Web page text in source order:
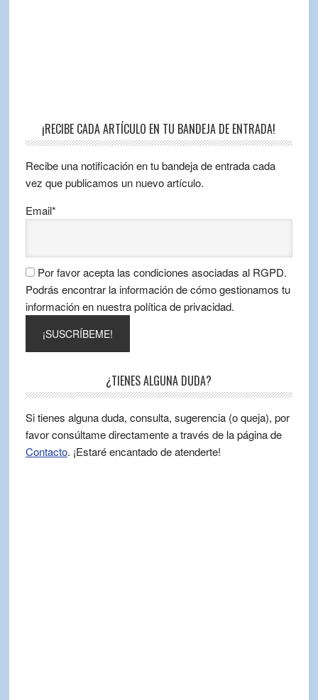
¡RECIBE CADA ARTÍCULO EN TU BANDEJA DE ENTRADA!
Recibe una notificación en tu bandeja de entrada cada
vez que publicamos un nuevo artículo.
Email*
Por favor acepta las condiciones asociadas al RGPD.
Podrás encontrar la información de cómo gestionamos tu
información en nuestra política de privacidad.
¿TIENES ALGUNA DUDA?
Si tienes alguna duda, consulta, sugerencia (o queja), por
favor consúltame directamente a través de la página de
Contacto. ¡Estaré encantado de atenderte!